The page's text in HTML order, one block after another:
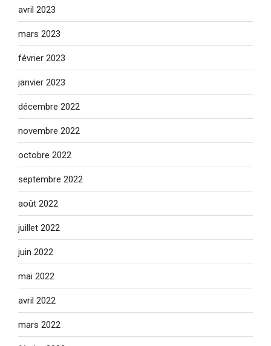
avril 2023
mars 2023
février 2023
janvier 2023
décembre 2022
novembre 2022
octobre 2022
septembre 2022
août 2022
juillet 2022
juin 2022
mai 2022
avril 2022
mars 2022